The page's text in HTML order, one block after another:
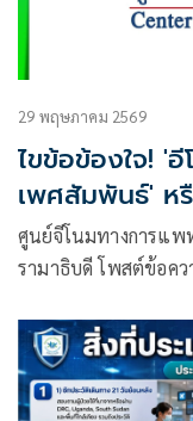
29 พฤษภาคม 2569
ไขข้อข้องใจ! '
เพศสัมพันธ์' ห
ศูนย์จีโนมทางการแ
รามาธิบดี โพสต์ข้อคว